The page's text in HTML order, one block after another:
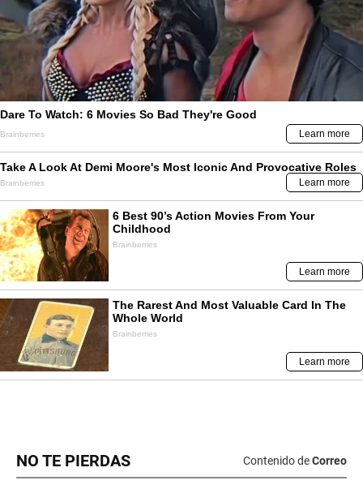
NO TE PIERDAS Contenido deCorreo